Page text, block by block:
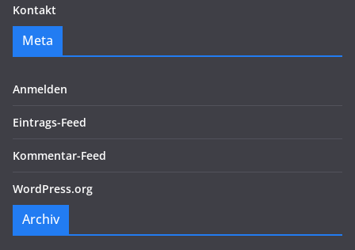
Kontakt
Meta
Anmelden
Eintrags-Feed
Kommentar-Feed
WordPress.org
Archiv